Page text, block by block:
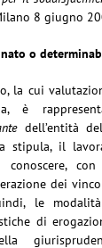
8 giugno
o
la cui
è
dell’entità
stipula, il
dei
le
di